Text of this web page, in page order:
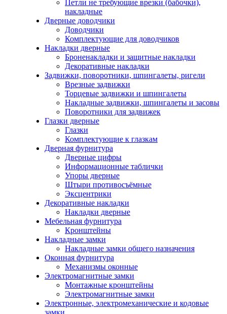
Петли не требующие врезки (бабочки),
накладные
Дверные доводчики
Доводчики
Комплектующие для доводчиков
Накладки дверные
Броненакладки и защитные накладки
Декоративные накладки
Задвижки, поворотники, шпингалеты, ригели
Врезные задвижки
Торцевые задвижки и шпингалеты
Накладные задвижки, шпингалеты и засовы
Поворотники для задвижек
Глазки дверные
Глазки
Комплектующие к глазкам
Дверная фурнитура
Дверные цифры
Информационные таблички
Упоры дверные
Штыри противосъёмные
Эксцентрики
Декоративные накладки
Накладки дверные
Мебельная фурнитура
Кронштейны
Накладные замки
Накладные замки общего назначения
Оконная фурнитура
Механизмы оконные
Электромагнитные замки
Монтажные кронштейны
Электромагнитные замки
Электронные, электромеханические и кодовые
замки